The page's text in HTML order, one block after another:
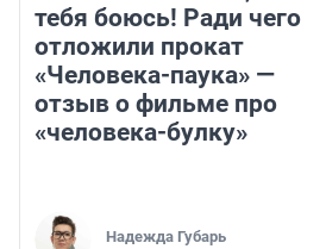
5
Новый логистический
рублей и мост для него
— подробности
6 391 5
МНЕНИЕ